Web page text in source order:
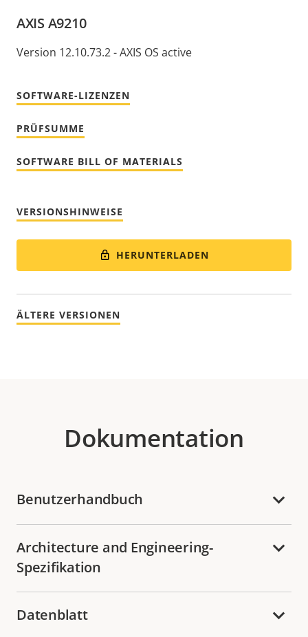
AXIS A9210
Version 12.10.73.2 - AXIS OS active
SOFTWARE-LIZENZEN
PRÜFSUMME
SOFTWARE BILL OF MATERIALS
VERSIONSHINWEISE
HERUNTERLADEN
ÄLTERE VERSIONEN
Dokumentation
Benutzerhandbuch
Architecture and Engineering-
Spezifikation
Datenblatt